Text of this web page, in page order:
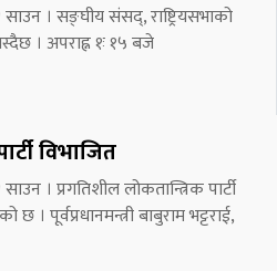
। सङ्घीय संसद्, राष्ट्रियसभाको
। अपराह्न १ः १५ बजे
विभाजित
। प्रगतिशील लोकतान्त्रिक पार्टी
छ । पूर्वप्रधानमन्त्री बाबुराम भट्टराई,